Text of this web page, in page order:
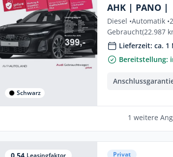
Schwarz
AHK | PANO |
Diesel •Automatik •
Gebraucht(22.987
Lieferzeit: ca. 1
Bereitstellung:
1 weitere
0,54 Leasingfaktor Privat